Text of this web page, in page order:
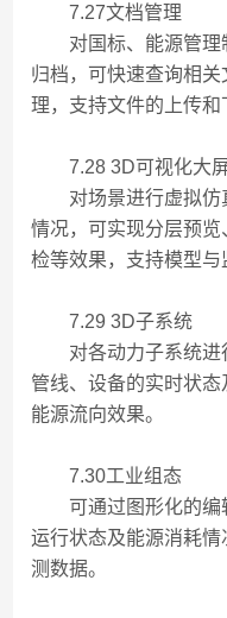
7.27文档管理
对国标、能源管理
归档，可快速查询相
理，支持文件的上传和
7.28 3D可视化大
对场景进行虚拟仿
情况，可实现分层预
检等效果，支持模型与
7.29 3D子系统
对各动力子系统进
管线、设备的实时状
能源流向效果。
7.30工业组态
可通过图形化的编
运行状态及能源消耗
测数据。